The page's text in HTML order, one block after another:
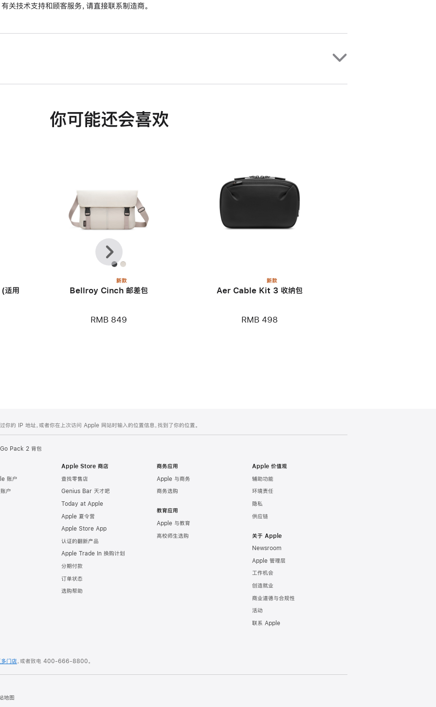
有关技术支持和顾客服务，请直接联系制造商。
你可能还会喜欢
适用
新款
Bellroy Cinch 邮差包
RMB 849
新款
Aer Cable Kit 3 收纳包
RMB 498
上
一
个
下
一
个
你的 IP 地址，或者你在上次访问 Apple 网站时输入的位置信息，找到了你的位置。
Pack 2 背包
账户
户
Apple Store 商店
查找零售店
Genius Bar 天才吧
Today at Apple
Apple 夏令营
Apple Store App
认证的翻新产品
Apple Trade In 换购计划
分期付款
订单状态
选购帮助
商务应用
Apple 与商务
商务选购
教育应用
Apple 与教育
高校师生选购
Apple 价值观
辅助功能
环境责任
隐私
供应链
关于 Apple
Newsroom
Apple 管理层
工作机会
创造就业
商业道德与合规性
活动
联系 Apple
多门店，或者致电 400-666-8800。
地图